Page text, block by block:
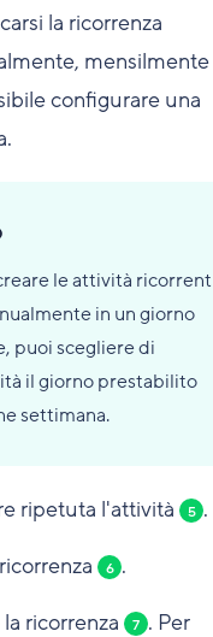
la ricorrenza
configurare una
le attività
in un giorno
puoi scegliere di
il giorno prestabilito
settimana.
ripetuta l'attività 5 .
6 .
ricorrenza
7 . Per